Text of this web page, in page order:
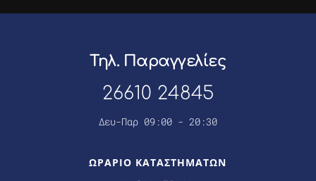
Τηλ. Παραγγελίες
26610 24845
Δευ-Παρ 09:00 - 20:30
ΩΡΑΡΙΟ ΚΑΤΑΣΤΗΜΑΤΩΝ